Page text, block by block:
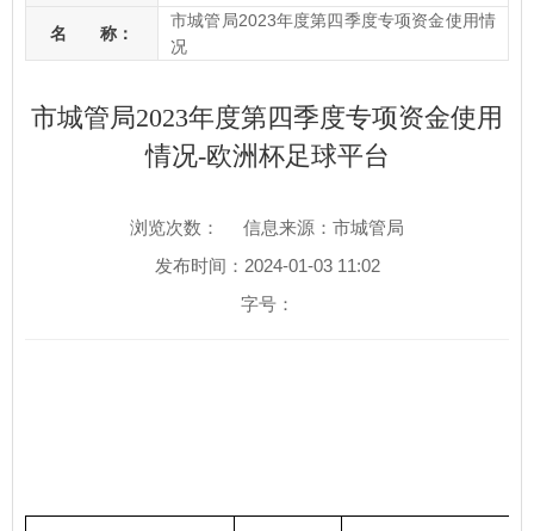
名 称：
市城管局2023年度第四季度专项资金使用情
况
市城管局2023年度第四季度专项资金使用
情况-欧洲杯足球平台
浏览次数：
信息来源：市城管局
发布时间：2024-01-03 11:02
字号：